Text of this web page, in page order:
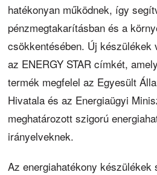
hatékonyan működnek, így
pénzmegtakarításban és a
csökkentésében. Új készülékek
az ENERGY STAR címkét,
termék megfelel az Egyesült
Hivatala és az Energiaügyi
meghatározott szigorú
irányelveknek.
Az energiahatékony készülékek